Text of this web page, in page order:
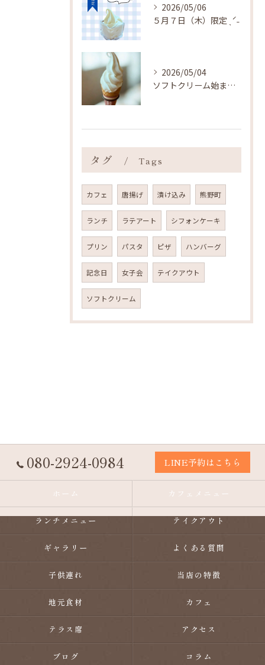
2026/05/06
５月７日（木）限定 ˎˊ˗
2026/05/04
ソフトクリーム始まりました ˎˊ˗
タグ Tags
カフェ 唐揚げ 漬け込み 熊野町
ランチ ラテアート シフォンケーキ
プリン パスタ ピザ ハンバーグ
記念日 女子会 テイクアウト
ソフトクリーム
080-2924-0984 LINE予約はこちら
ホーム カフェメニュー
ランチメニュー テイクアウト
ギャラリー よくある質問
子供連れ 当店の特徴
地元食材 カフェ
テラス席 アクセス
ブログ コラム